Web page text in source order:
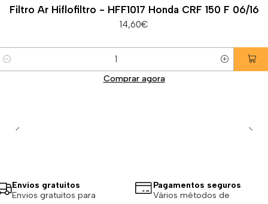
Filtro Ar Hiflofiltro - HFF1017 Honda CRF 150 F 06/16
14,60€
Comprar agora
Envios gratuitos
Envios gratuitos para
Pagamentos seguros
Vários métodos de